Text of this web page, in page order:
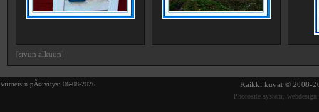
sivun alkuun
Viimeisin pÃ¤ivitys: 06-08-2026 Kaikki kuvat © 2008-
Photosite system,